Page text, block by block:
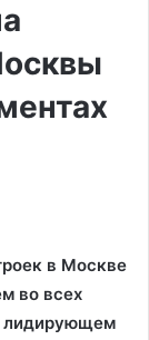
в Москве
во всех
лидирующем